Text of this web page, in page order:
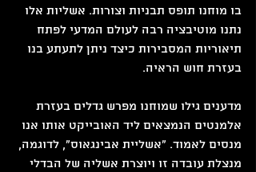
בו מוחנו תופס תבניות וצורות. אשליות אלו
נתנו מוטיבציה רבה לעולם המדעי לפתח
תיאוריות המסבירות כיצד ניתן לתעתע בנו
בעזרת חוש הראיה.
מדענים גילו שמוחנו מפרש גדלים בעזרת
אלמנטים הנמצאים ליד האובייקט אותו אנו
מנסים לאמוד. "אשליית אבינגאוס", לדוגמה,
מנצלת עובדה זו ויוצרת אשליה של הבדלי